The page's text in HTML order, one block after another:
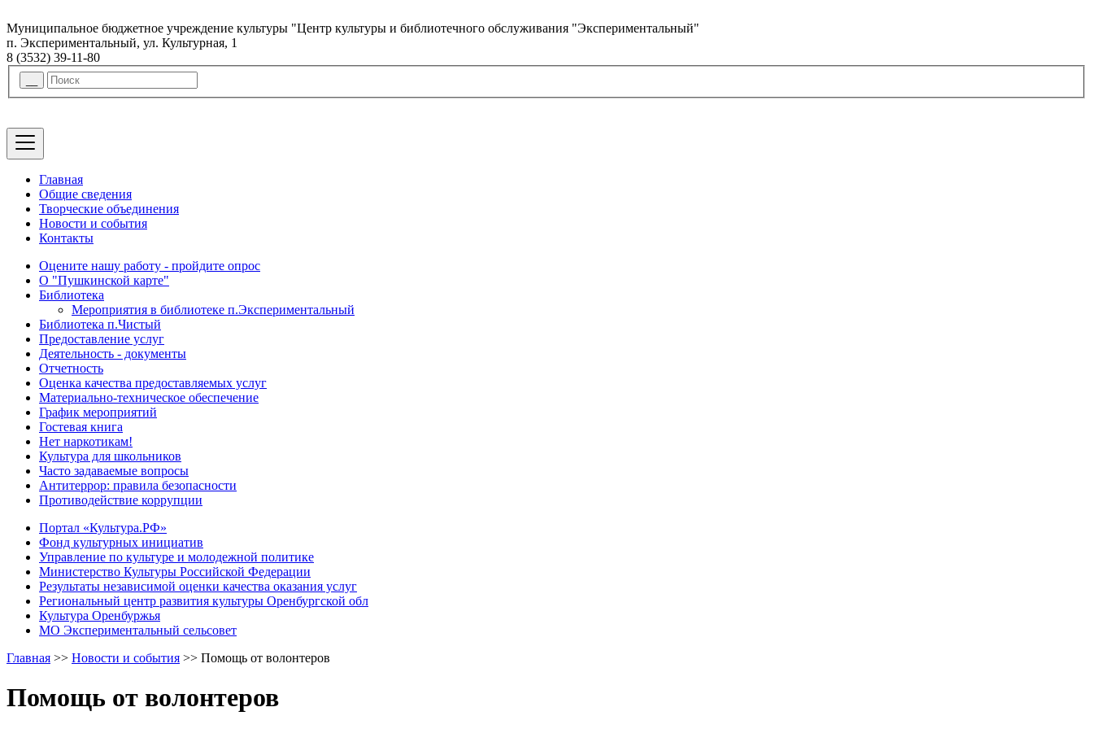
Муниципальное бюджетное учреждение культуры "Центр культуры и библиотечного обслуживания "Экспериментальный"
п. Экспериментальный, ул. Культурная, 1
8 (3532) 39-11-80
Главная
Общие сведения
Творческие объединения
Новости и события
Контакты
Оцените нашу работу - пройдите опрос
О "Пушкинской карте"
Библиотека
Мероприятия в библиотеке п.Экспериментальный
Библиотека п.Чистый
Предоставление услуг
Деятельность - документы
Отчетность
Оценка качества предоставляемых услуг
Материально-техническое обеспечение
График мероприятий
Гостевая книга
Нет наркотикам!
Культура для школьников
Часто задаваемые вопросы
Антитеррор: правила безопасности
Противодействие коррупции
Портал «Культура.РФ»
Фонд культурных инициатив
Управление по культуре и молодежной политике
Министерство Культуры Российской Федерации
Результаты независимой оценки качества оказания услуг
Региональный центр развития культуры Оренбургской обл
Культура Оренбуржья
МО Экспериментальный сельсовет
Главная >> Новости и события >> Помощь от волонтеров
Помощь от волонтеров